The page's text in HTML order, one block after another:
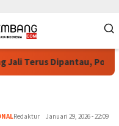
Jali Terus Dipantau,
Redaktur
Januari 29, 2026 - 22:09